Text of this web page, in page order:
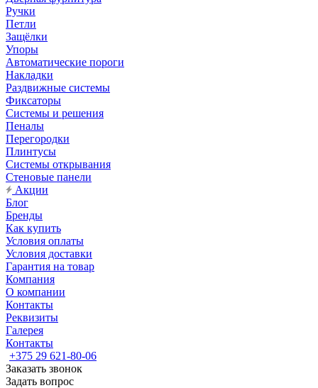
Ручки
Петли
Защёлки
Упоры
Автоматические пороги
Накладки
Раздвижные системы
Фиксаторы
Системы и решения
Пеналы
Перегородки
Плинтусы
Системы открывания
Стеновые панели
Акции
Блог
Бренды
Как купить
Условия оплаты
Условия доставки
Гарантия на товар
Компания
О компании
Контакты
Реквизиты
Галерея
Контакты
+375 29 621-80-06
Заказать звонок
Задать вопрос